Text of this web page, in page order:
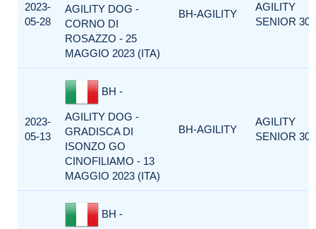
2023-
05-28
AGILITY DOG -
CORNO DI
ROSAZZO - 25
MAGGIO 2023 (ITA)
BH-AGILITY
AGILITY
SENIOR 300
2023-
05-13
BH -
AGILITY DOG -
GRADISCA DI
ISONZO GO
CINOFILIAMO - 13
MAGGIO 2023 (ITA)
BH-AGILITY
AGILITY
SENIOR 300
BH -